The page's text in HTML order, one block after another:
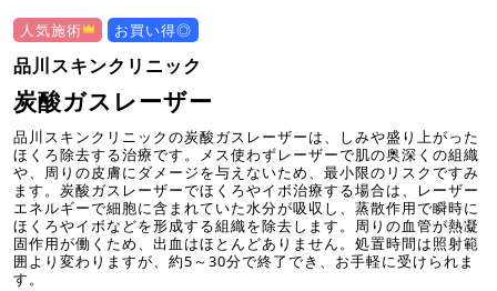
人気施術 お買い得◎
品川スキンクリニック
炭酸ガスレーザー
品川スキンクリニックの炭酸ガスレーザーは、しみや盛り上がった
ほくろ除去する治療です。メス使わずレーザーで肌の奥深くの組織
や、周りの皮膚にダメージを与えないため、最小限のリスクですみ
ます。炭酸ガスレーザーでほくろやイボ治療する場合は、レーザー
エネルギーで細胞に含まれていた水分が吸収し、蒸散作用で瞬時に
ほくろやイボなどを形成する組織を除去します。周りの血管が熱凝
固作用が働くため、出血はほとんどありません。処置時間は照射範
囲より変わりますが、約5～30分で終了でき、お手軽に受けられま
す。